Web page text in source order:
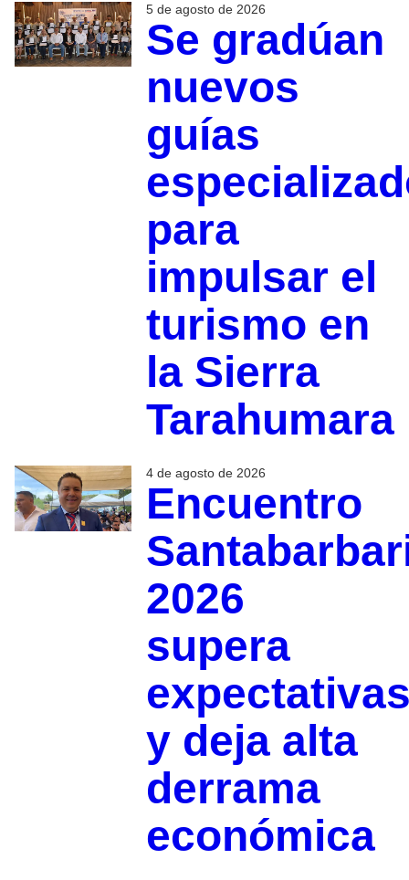
5 de agosto de 2026
Se gradúan
nuevos
guías
para
impulsar el
turismo en
la Sierra
Tarahumara
4 de agosto de 2026
Encuentro
2026
supera
y deja alta
derrama
económica